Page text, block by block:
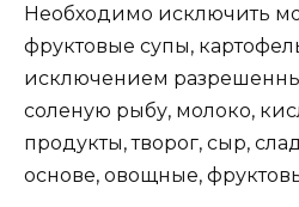
Необходимо исключить
фруктовые супы,
исключением
соленую рыбу, молоко,
продукты, творог, сыр,
основе, овощные,